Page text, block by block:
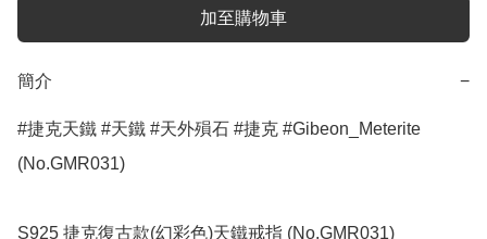
加至購物車
簡介 −
#捷克天鐵 #天鐵 #天外殞石 #捷克 #Gibeon_Meterite
(No.GMR031)
S925 捷克復古款(幻彩色)天鐵戒指 (No.GMR031)